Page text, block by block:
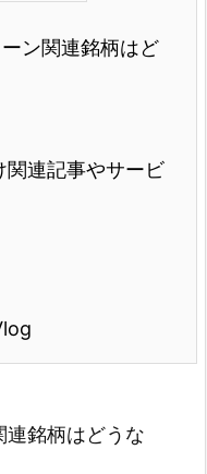
ン関連銘柄はど
関連記事やサービ
連銘柄はどうな